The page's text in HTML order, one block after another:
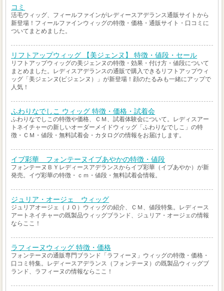
コミ
活毛ウィッグ、フィールファインがレディースアデランス通販サイトから
新登場！フィールファインウィッグの特徴・価格・通販サイト・口コミに
ついてまとめました。
リフトアップウィッグ 【美ジェンヌ】 特徴・値段・セール
リフトアップウィッグの美ジェンヌの特徴・効果・付け方・値段について
まとめました。レディスアデランスの通販で購入できるリフトアップウィ
ッグ「美ジェンヌ(ビジェンヌ）」が新登場！顔のたるみも一緒にアップで
人気！
ふわりなでしこ ウィッグ 特徴・価格・試着会
ふわりなでしこの特徴や価格、ＣＭ、試着体験会について。レディスアー
トネイチャーの新しいオーダーメイドウィッグ「ふわりなでしこ」の特
徴・ＣＭ・値段・無料試着会・カタログの情報をお届けします。
イブ彩華 フォンテーヌイブあやかの特徴・値段
フォンテーヌＢＹレディースアデランスからイブ彩華（イブあやか）が新
発売。イヴ彩華の特徴・ｃｍ・値段・無料試着会情報。
ジュリア・オージェ ウィッグ
ジュリアオージェ（ＪＯ）ウィッグの紹介、ＣＭ、値段特集。レディース
アートネイチャーの既製品ウィッグブランド、ジュリア・オージェの情報
ならここ！
ラフィーヌウィッグ 特徴・価格
フォンテーヌの通販専門ブランド「ラフィーヌ」ウィッグの特徴・価格・
口コミ特集。レディースアデランス（フォンテーヌ）の既製品ウィッグブ
ランド、ラフィーヌの情報ならここ！